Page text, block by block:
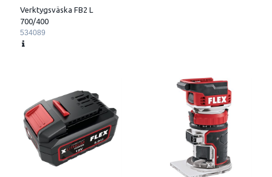
Verktygsväska FB2 L
700/400
534089